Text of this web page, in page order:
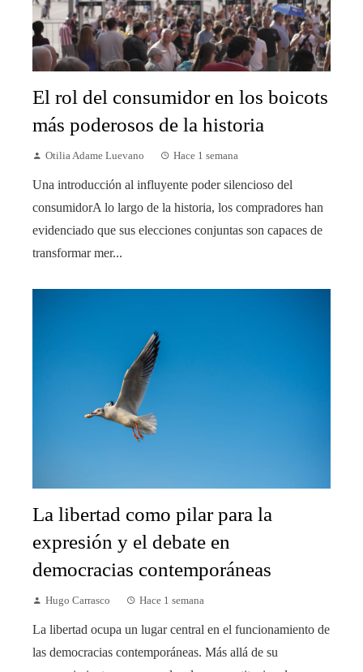
El rol del consumidor en los boicots
más poderosos de la historia
Otilia Adame Luevano Hace 1 semana
Una introducción al influyente poder silencioso del
consumidorA lo largo de la historia, los compradores han
evidenciado que sus elecciones conjuntas son capaces de
transformar mer...
La libertad como pilar para la
expresión y el debate en
democracias contemporáneas
Hugo Carrasco Hace 1 semana
La libertad ocupa un lugar central en el funcionamiento de
las democracias contemporáneas. Más allá de su